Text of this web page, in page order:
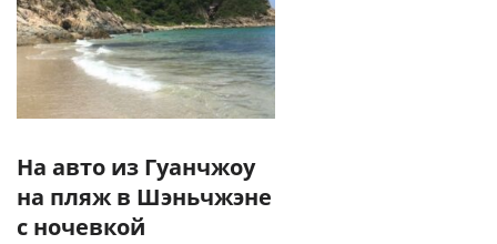
На авто из Гуанчжоу
на пляж в Шэньчжэне
с ночевкой